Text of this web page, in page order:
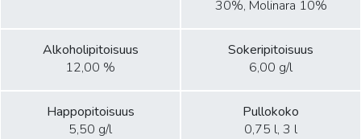
30%, Molinara 10%
Alkoholipitoisuus
12,00 %
Sokeripitoisuus
6,00 g/l
Happopitoisuus
5,50 g/l
Pullokoko
0,75 l, 3 l